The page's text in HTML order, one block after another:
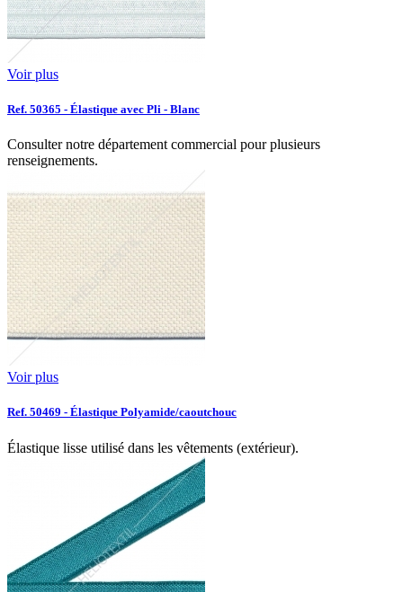
Voir plus
Ref. 50365 - Élastique avec Pli - Blanc
Consulter notre département commercial pour plusieurs
renseignements.
Voir plus
Ref. 50469 - Élastique Polyamide/caoutchouc
Élastique lisse utilisé dans les vêtements (extérieur).